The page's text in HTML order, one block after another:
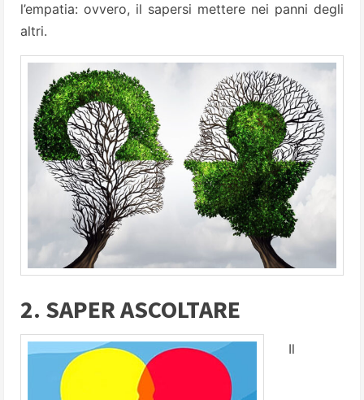
l’empatia: ovvero, il sapersi mettere nei panni degli
altri.
2. SAPER ASCOLTARE
Il